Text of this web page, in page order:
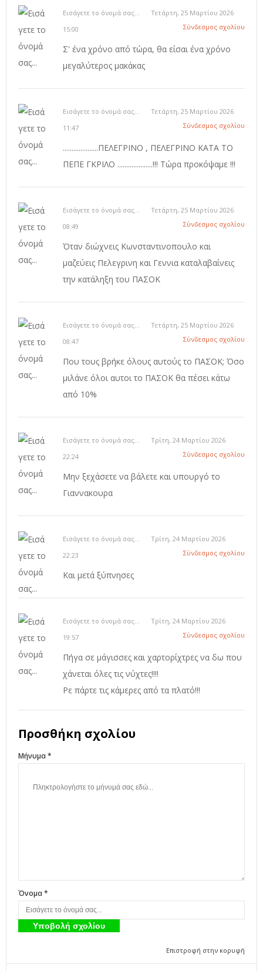
Εισάγετε το όνομά σας...
Τετάρτη, 25 Μαρτίου 2026
15:00
Σύνδεσμος σχολίου
Σ' ένα χρόνο από τώρα, θα είσαι ένα χρόνο
μεγαλύτερος μακάκας
Εισάγετε το όνομά σας...
Τετάρτη, 25 Μαρτίου 2026
11:47
Σύνδεσμος σχολίου
....................ΠΕΛΕΓΡΙΝΟ , ΠΕΛΕΓΡΙΝΟ ΚΑΤΑ ΤΟ
ΠΕΠΕ ΓΚΡΙΛΟ ....................!!! Τώρα προκόψαμε !!!
Εισάγετε το όνομά σας...
Τετάρτη, 25 Μαρτίου 2026
08:49
Σύνδεσμος σχολίου
Όταν διώχνεις Κωνσταντινοπουλο και
μαζεύεις Πελεγρινη και Γεννια καταλαβαίνεις
την κατάληξη του ΠΑΣΟΚ
Εισάγετε το όνομά σας...
Τετάρτη, 25 Μαρτίου 2026
08:47
Σύνδεσμος σχολίου
Που τους βρήκε όλους αυτούς το ΠΑΣΟΚ; Όσο
μιλάνε όλοι αυτοι το ΠΑΣΟΚ θα πέσει κάτω
από 10%
Εισάγετε το όνομά σας...
Τρίτη, 24 Μαρτίου 2026
22:24
Σύνδεσμος σχολίου
Μην ξεχάσετε να βάλετε και υπουργό το
Γιαννακουρα
Εισάγετε το όνομά σας...
Τρίτη, 24 Μαρτίου 2026
22:23
Σύνδεσμος σχολίου
Και μετά ξύπνησες
Εισάγετε το όνομά σας...
Τρίτη, 24 Μαρτίου 2026
19:57
Σύνδεσμος σχολίου
Πήγα σε μάγισσες και χαρτορίχτρες να δω που
χάνεται όλες τις νύχτες!!!!
Ρε πάρτε τις κάμερες από τα πλατό!!!
Προσθήκη σχολίου
Μήνυμα *
Όνομα *
Επιστροφή στην κορυφή